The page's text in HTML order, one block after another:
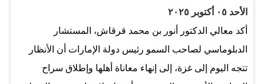
الأحد ٠٥ أكتوبر ٢٠٢٥
أكد معالي الدكتور أنور بن محمد قرقاش، المستشار
الدبلوماسي لصاحب السمو رئيس دولة الإمارات أن الأنظار
تتجه اليوم إلى غزة، إلى إنهاء معاناة أهلها وإطلاق سراح